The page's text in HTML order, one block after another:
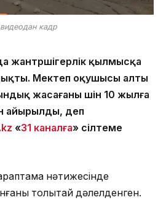
видеодан кадр
жантүршігерлік қылмысқа
Мектеп оқушысы алты
жасағаны үшін 10 жылға
айырылды, деп
z «31 каналға» сілтеме
нәтижесінде
толықтай дәлелденген.